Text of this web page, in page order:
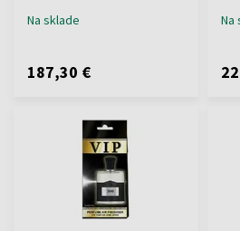
Na sklade
187,30 €
Na